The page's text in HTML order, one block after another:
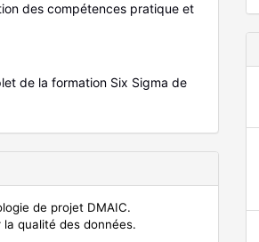
des compétences pratique et
de la formation Six Sigma de
de projet DMAIC.
qualité des données.